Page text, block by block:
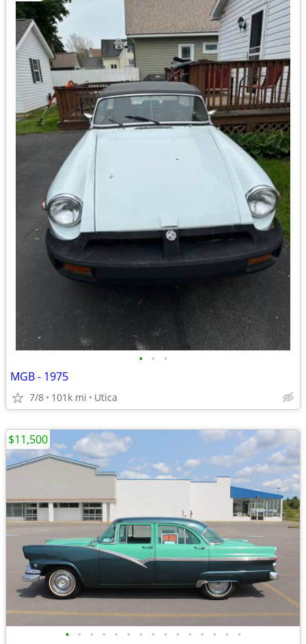
• • •
MGB - 1975
7/8 101k mi Utica
• • • • • • • • • • • • • • •
$11,500